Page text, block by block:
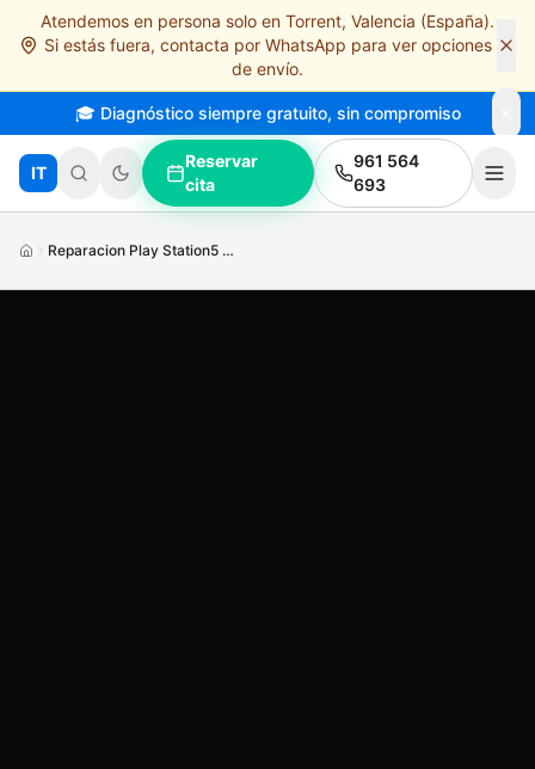
Saltar al contenido principal
Atendemos en persona solo en Torrent, Valencia (España).
Si estás fuera, contacta por WhatsApp para ver opciones
de envío.
🎓 Diagnóstico siempre gratuito, sin compromiso
IT
Reservar
cita
961 564
693
Reparacion Play Station5 Slim